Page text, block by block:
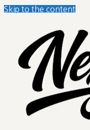
Skip to the content